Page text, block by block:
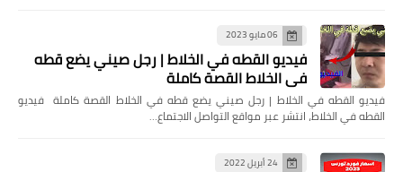
06 مايو 2023
فيديو القطه في الخلاط | رجل صيني يضع قطه
في الخلاط القصة كاملة
فيديو القطه في الخلاط | رجل صيني يضع قطه في الخلاط القصة كاملة فيديو
القطه في الخلاط، انتشر عبر مواقع التواصل الاجتماع…
24 أبريل 2022